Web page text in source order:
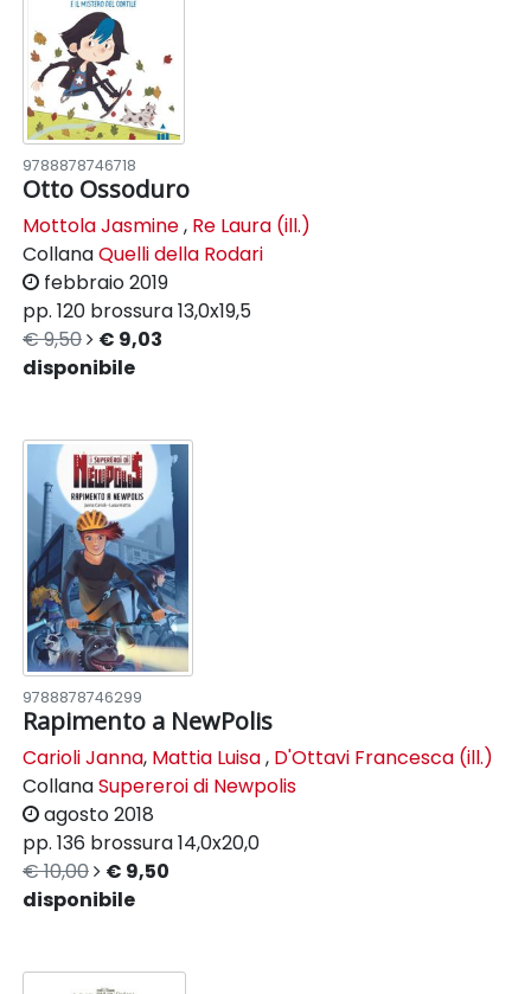
9788878746718
Otto Ossoduro
Mottola Jasmine, Re Laura (ill.)
CollanaQuelli della Rodari
febbraio 2019
pp. 120 brossura13,0x19,5
€ 9,50
€ 9,03
disponibile
9788878746299
Rapimento a NewPolis
Carioli Janna, Mattia Luisa, D'Ottavi Francesca (ill.)
CollanaSupereroi di Newpolis
agosto 2018
pp. 136 brossura14,0x20,0
€ 10,00
€ 9,50
disponibile